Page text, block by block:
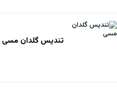
تندیس گلدان مسی